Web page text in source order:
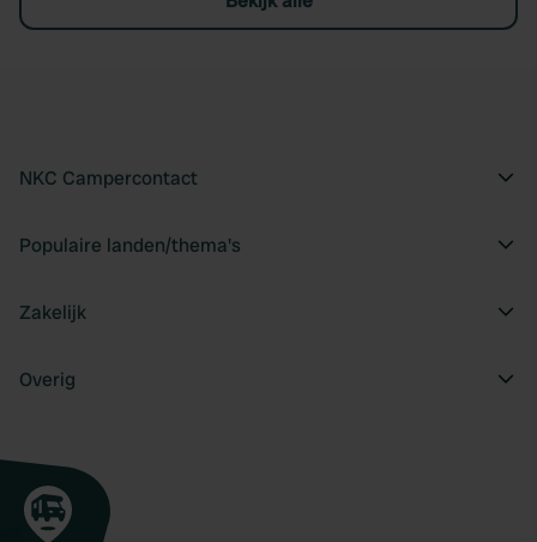
NKC Campercontact
Populaire landen/thema's
Zakelijk
Overig